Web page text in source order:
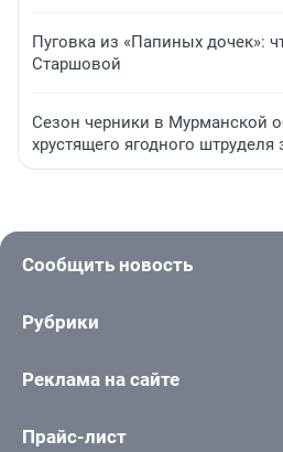
Пуговка из «Папиных дочек»:
Старшовой
Сезон черники в Мурманской
хрустящего ягодного штруделя
Сообщить новость
Рубрики
Реклама на сайте
Прайс-лист